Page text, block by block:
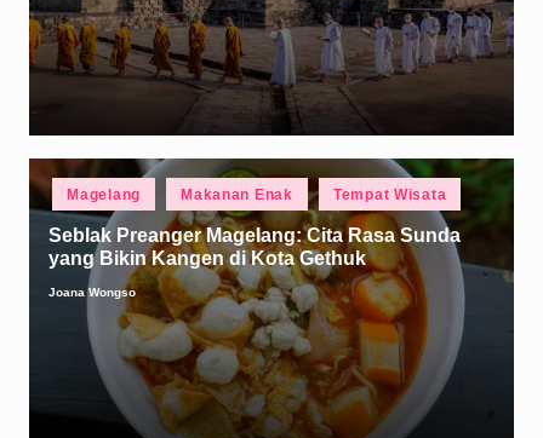
in
Magelang Makanan Enak Tempat Wisata
Seblak Preanger Magelang: Cita Rasa Sunda
yang Bikin Kangen di Kota Gethuk
Posted
Joana Wongso